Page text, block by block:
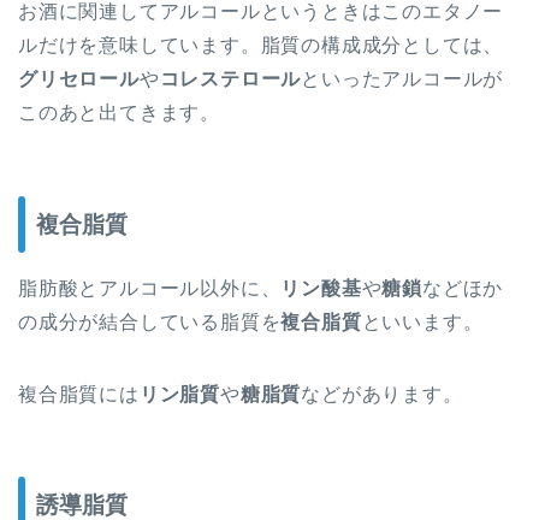
お酒に関連してアルコールというときはこのエタノー
ルだけを意味しています。脂質の構成成分としては、
グリセロールやコレステロールといったアルコールが
このあと出てきます。
複合脂質
脂肪酸とアルコール以外に、 リン酸基や糖鎖などほか
の成分が結合している脂質を複合脂質 といいます。
複合脂質には リン脂質や糖脂質などがあります。
誘導脂質